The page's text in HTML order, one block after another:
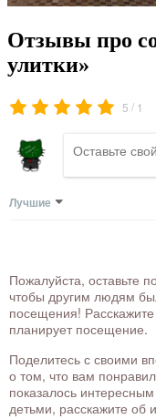
Отзывы про
улитки»
5 / 1
Лучшие
Пожалуйста, оставьте
чтобы другим людям
посещения! Расскажите
планирует посещение.
Поделитесь с своими
о том, что вам
показалось
детьми, расскажите об